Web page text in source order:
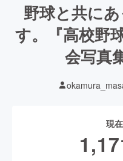
野球と共に
す。『高校野
会写真
現